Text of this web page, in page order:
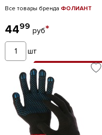
Все товары бренда ФОЛИАНТ
4499 руб*
шт